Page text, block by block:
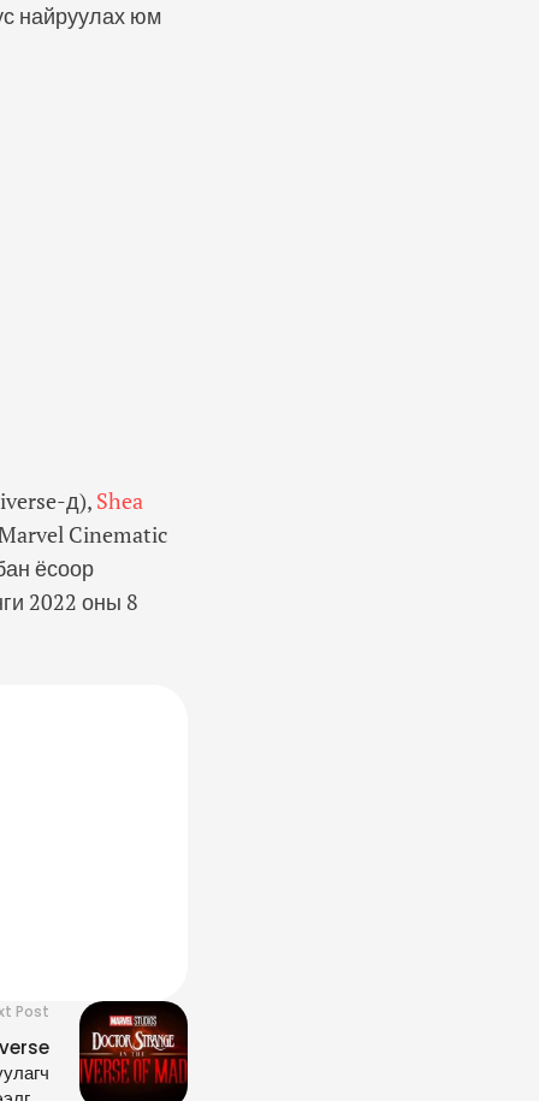
найруулах юм
д), Shea
Cinematic
ёсоор
2022 оны 8
Post